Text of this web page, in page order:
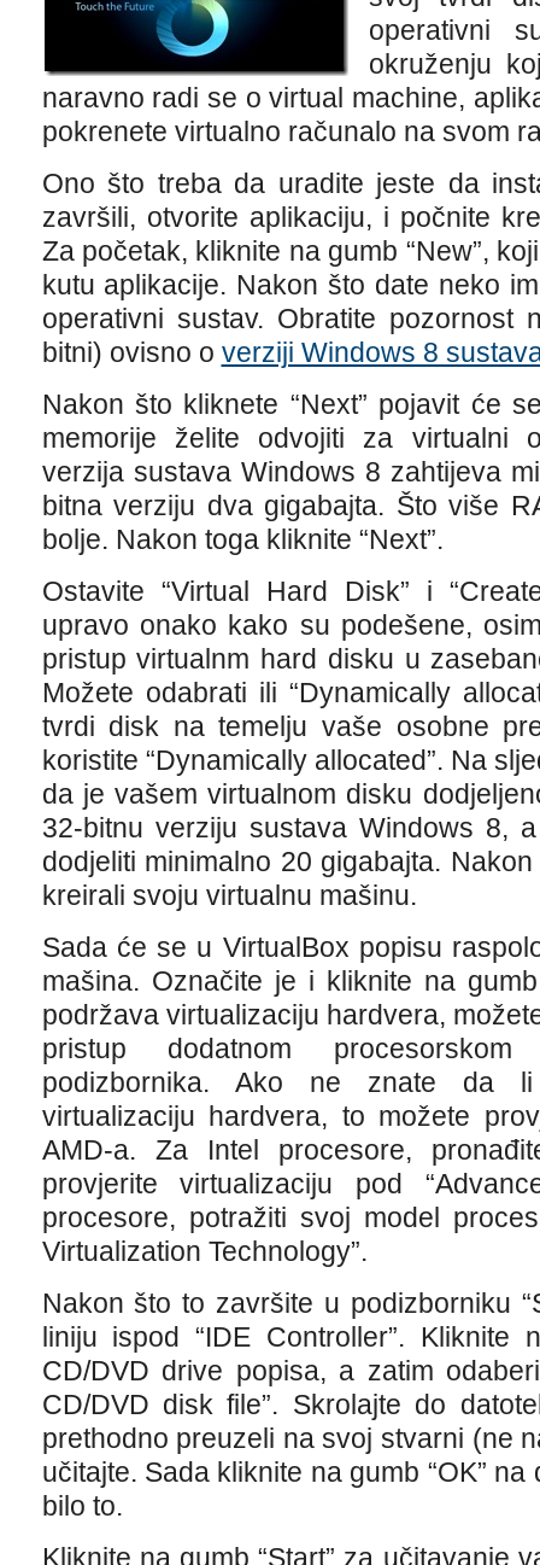
operativni
okruženju
naravno radi se o virtual machine,
pokrenete virtualno računalo na svom
Ono što treba da uradite jeste da
završili, otvorite aplikaciju, i počnite
Za početak, kliknite na gumb “New”,
kutu aplikacije. Nakon što date neko
operativni sustav. Obratite
bitni) ovisno o verziji Windows 8
Nakon što kliknete “Next” pojavit će
memorije želite odvojiti za virtualni
verzija sustava Windows 8 zahtijeva
bitna verziju dva gigabajta. Što više
bolje. Nakon toga kliknite “Next”.
Ostavite “Virtual Hard Disk” i
upravo onako kako su podešene,
pristup virtualnm hard disku u
Možete odabrati ili “Dynamically
tvrdi disk na temelju vaše osobne
koristite “Dynamically allocated”. Na
da je vašem virtualnom disku
32-bitnu verziju sustava Windows 8,
dodjeliti minimalno 20 gigabajta.
kreirali svoju virtualnu mašinu.
Sada će se u VirtualBox popisu
mašina. Označite je i kliknite na
podržava virtualizaciju hardvera,
pristup dodatnom
podizbornika. Ako ne znate da
virtualizaciju hardvera, to možete
AMD-a. Za Intel procesore,
provjerite virtualizaciju pod
procesore, potražiti svoj model
Virtualization Technology”.
Nakon što to završite u podizborniku
liniju ispod “IDE Controller”.
CD/DVD drive popisa, a zatim
CD/DVD disk file”. Skrolajte do
prethodno preuzeli na svoj stvarni (ne
učitajte. Sada kliknite na gumb “OK” na
bilo to.
Kliknite na gumb “Start” za učitavanje